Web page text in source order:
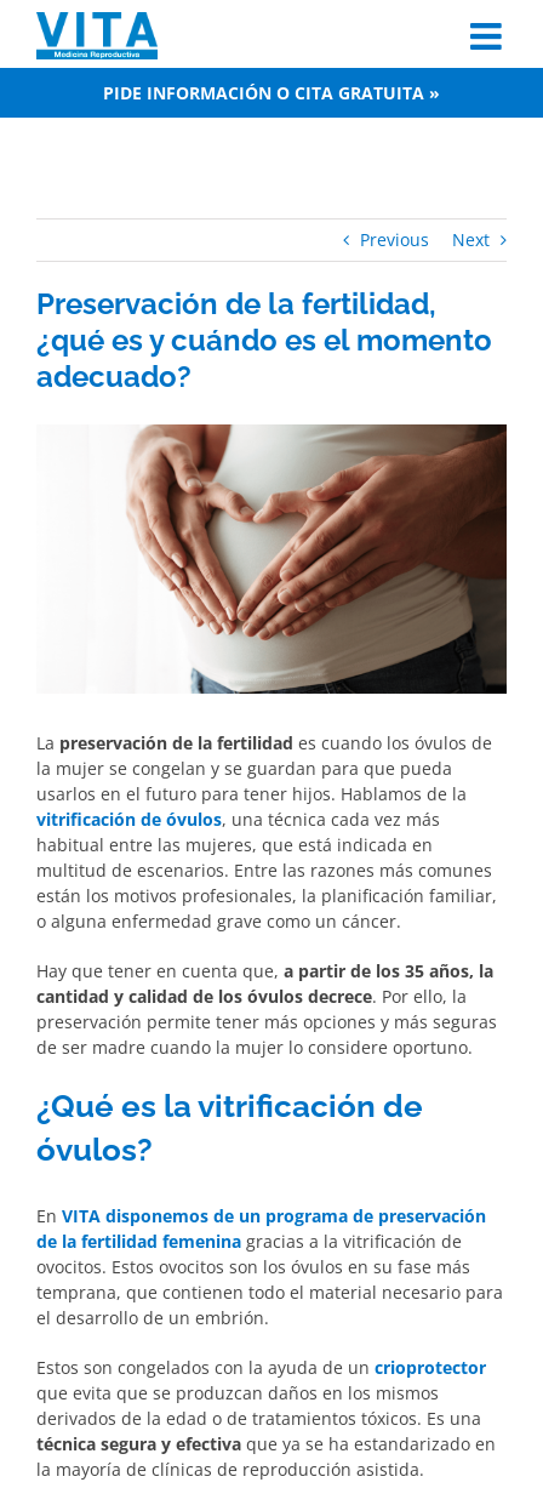
content
PIDE INFORMACIÓN O CITA GRATUITA »
Previous Next
Preservación de la fertilidad,
¿qué es y cuándo es el momento
adecuado?
La preservación de la fertilidad es cuando los óvulos de
la mujer se congelan y se guardan para que pueda
usarlos en el futuro para tener hijos. Hablamos de la
vitrificación de óvulos, una técnica cada vez más
habitual entre las mujeres, que está indicada en
multitud de escenarios. Entre las razones más comunes
están los motivos profesionales, la planificación familiar,
o alguna enfermedad grave como un cáncer.
Hay que tener en cuenta que, a partir de los 35 años, la
cantidad y calidad de los óvulos decrece. Por ello, la
preservación permite tener más opciones y más seguras
de ser madre cuando la mujer lo considere oportuno.
¿Qué es la vitrificación de
óvulos?
En VITA disponemos de un programa de preservación
de la fertilidad femenina gracias a la vitrificación de
ovocitos. Estos ovocitos son los óvulos en su fase más
temprana, que contienen todo el material necesario para
el desarrollo de un embrión.
Estos son congelados con la ayuda de un crioprotector
que evita que se produzcan daños en los mismos
derivados de la edad o de tratamientos tóxicos. Es una
técnica segura y efectiva que ya se ha estandarizado en
la mayoría de clínicas de reproducción asistida.